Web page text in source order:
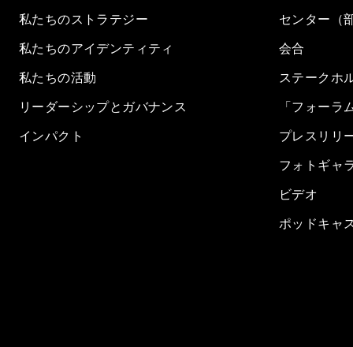
私たちのストラテジー
私たちのアイデンティティ
私たちの活動
リーダーシップとガバナンス
インパクト
センター（
会合
ステークホ
「フォーラ
プレスリリ
フォトギャ
ビデオ
ポッドキャ